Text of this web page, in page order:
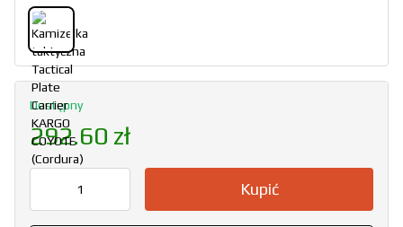
Dostępny
292.60 zł
Kupić